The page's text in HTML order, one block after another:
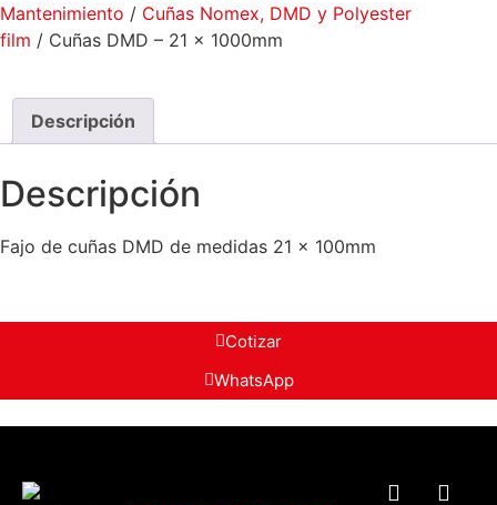
Mantenimiento / Cuñas Nomex, DMD y Polyester
film / Cuñas DMD – 21 x 1000mm
Descripción
Descripción
Fajo de cuñas DMD de medidas 21 x 100mm
Cotizar
WhatsApp